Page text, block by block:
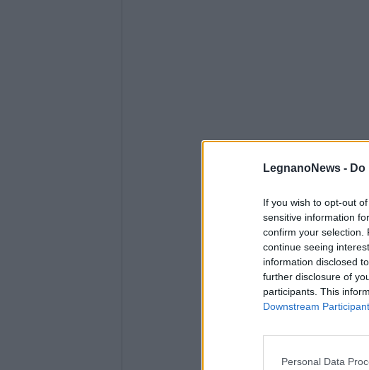
LegnanoNews -
If you wish to opt-out
sensitive information
confirm your selection.
continue seeing
information disclosed
further disclosure of
participants. This
Downstream
Personal Data